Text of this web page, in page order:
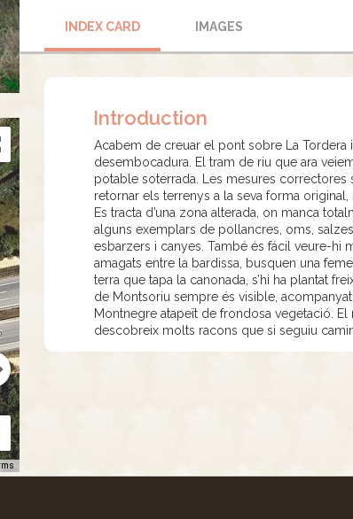
INDEX CARD IMAGES
Introduction
Acabem de creuar el pont sobre La
desembocadura. El tram de riu que ara
potable soterrada. Les mesures correctores
retornar els terrenys a la seva forma
Es tracta d’una zona alterada, on manca
alguns exemplars de pollancres, oms,
esbarzers i canyes. També és fácil veure-hi
amagats entre la bardissa, busquen una
terra que tapa la canonada, s’hi ha plantat
de Montsoriu sempre és visible,
Montnegre atapeït de frondosa vegetació.
descobreix molts racons que si seguiu